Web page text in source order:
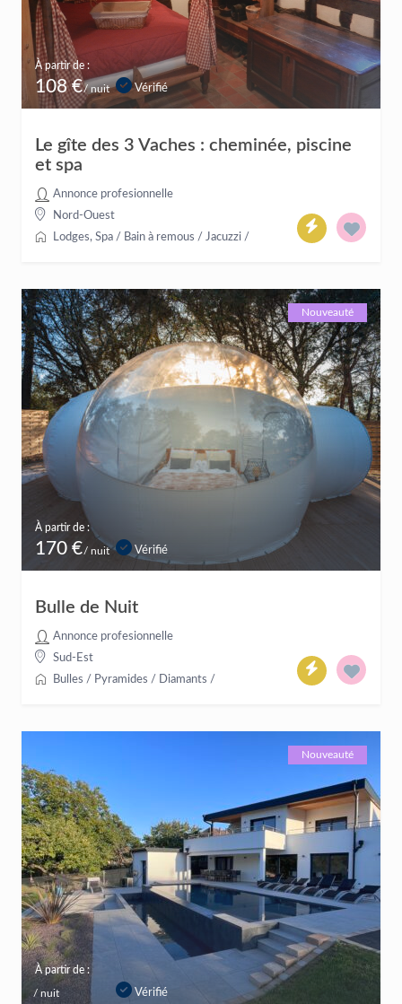
À partir de :
108 €/ nuit Vérifié
Le gîte des 3 Vaches : cheminée, piscine
et spa
Annonce profesionnelle
Nord-Ouest
Lodges, Spa / Bain à remous / Jacuzzi /
À partir de :
170 €/ nuit
Nouveauté
Vérifié
Bulle de Nuit
Annonce profesionnelle
Sud-Est
Bulles / Pyramides / Diamants /
À partir de :
/ nuit
Nouveauté
Vérifié